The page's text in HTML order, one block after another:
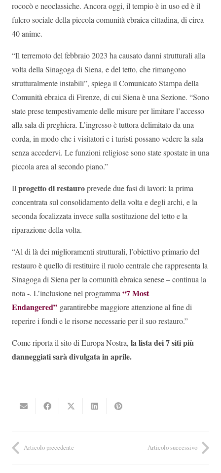
rococò e neoclassiche. Ancora oggi, il tempio è in uso ed è il
fulcro sociale della piccola comunità ebraica cittadina, di circa
40 anime.
“Il terremoto del febbraio 2023 ha causato danni strutturali alla
volta della Sinagoga di Siena, e del tetto, che rimangono
strutturalmente instabili”, spiega il Comunicato Stampa della
Comunità ebraica di Firenze, di cui Siena è una Sezione. “Sono
state prese tempestivamente delle misure per limitare l’accesso
alla sala di preghiera. L’ingresso è tuttora delimitato da una
corda, in modo che i visitatori e i turisti possano vedere la sala
senza accedervi. Le funzioni religiose sono state spostate in una
piccola area al secondo piano.”
Ilprogetto di restauroprevede due fasi di lavori: la prima
concentrata sul consolidamento della volta e degli archi, e la
seconda focalizzata invece sulla sostituzione del tetto e la
riparazione della volta.
“Al di là dei miglioramenti strutturali, l’obiettivo primario del
restauro è quello di restituire il ruolo centrale che rappresenta la
Sinagoga di Siena per la comunità ebraica senese – continua la
nota -. L’inclusione nel programma“7 Most
Endangered” garantirebbe maggiore attenzione al fine di
reperire i fondi e le risorse necessarie per il suo restauro.”
Come riporta il sito di Europa Nostra, la lista dei 7 siti più
danneggiati sarà divulgata in aprile.
Articolo precedente Articolo successivo